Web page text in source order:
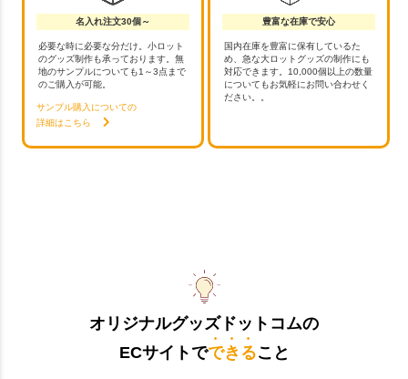
名入れ注文30個～
必要な時に必要な分だけ。小ロット
のグッズ制作も承っております。無
地のサンプルについても1～3点まで
のご購入が可能。
サンプル購入についての
詳細はこちら
豊富な在庫で安心
国内在庫を豊富に保有しているた
め、急な大ロットグッズの制作にも
対応できます。10,000個以上の数量
についてもお気軽にお問い合わせく
ださい。。
オリジナルグッズドットコムの
ECサイトでできること